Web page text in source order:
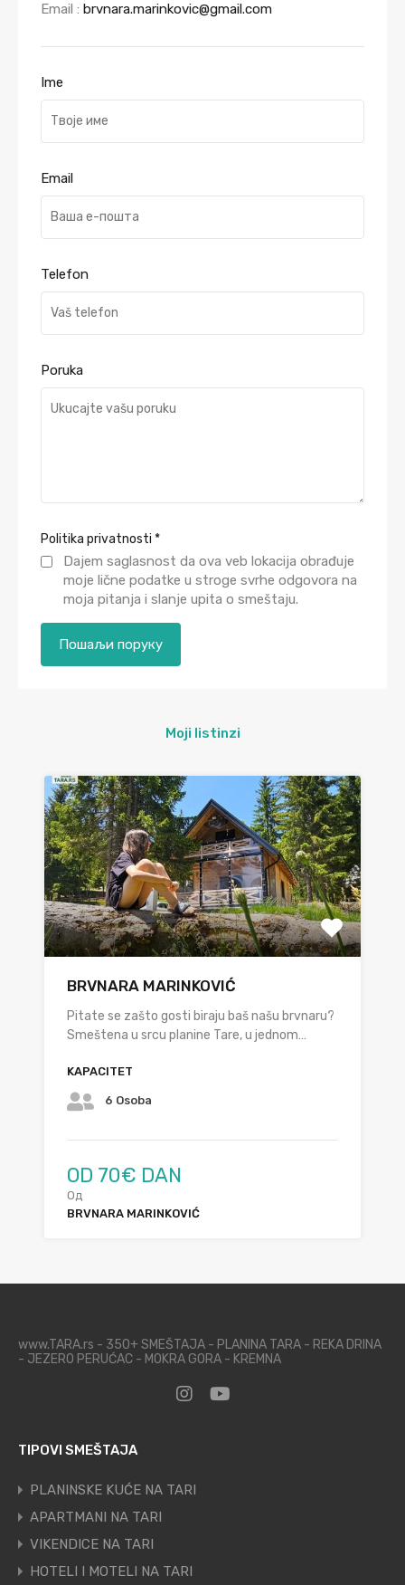
Email : brvnara.marinkovic@gmail.com
Ime
Email
Telefon
Poruka
Politika privatnosti *
Dajem saglasnost da ova veb lokacija obrađuje
moje lične podatke u stroge svrhe odgovora na
moja pitanja i slanje upita o smeštaju.
Moji listinzi
BRVNARA MARINKOVIĆ
Pitate se zašto gosti biraju baš našu brvnaru?
Smeštena u srcu planine Tare, u jednom…
KAPACITET
6 Osoba
OD 70€ DAN
Од
BRVNARA MARINKOVIĆ
www.TARA.rs - 350+ SMEŠTAJA - PLANINA TARA - REKA DRINA
- JEZERO PERUĆAC - MOKRA GORA - KREMNA
TIPOVI SMEŠTAJA
PLANINSKE KUĆE NA TARI
APARTMANI NA TARI
VIKENDICE NA TARI
HOTELI I MOTELI NA TARI